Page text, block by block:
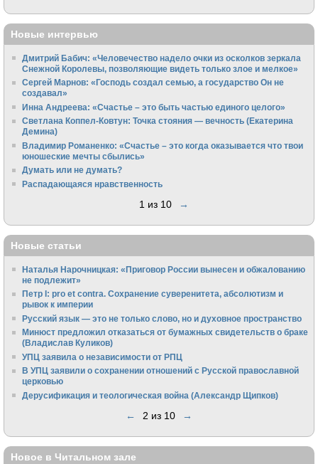
Новые интервью
Дмитрий Бабич: «Человечество надело очки из осколков зеркала
Снежной Королевы, позволяющие видеть только злое и мелкое»
Сергей Марнов: «Господь создал семью, а государство Он не
создавал»
Инна Андреева: «Счастье – это быть частью единого целого»
Светлана Коппел-Ковтун: Точка стояния — вечность (Екатерина
Демина)
Владимир Романенко: «Счастье – это когда оказывается что твои
юношеские мечты сбылись»
Думать или не думать?
Распадающаяся нравственность
1 из 10 →
Новые статьи
Наталья Нарочницкая: «Приговор России вынесен и обжалованию
не подлежит»
Петр I: pro et contra. Сохранение суверенитета, абсолютизм и
рывок к империи
Русский язык — это не только слово, но и духовное пространство
Минюст предложил отказаться от бумажных свидетельств о браке
(Владислав Куликов)
УПЦ заявила о независимости от РПЦ
В УПЦ заявили о сохранении отношений с Русской православной
церковью
Дерусификация и теологическая война (Александр Щипков)
← 2 из 10 →
Новое в Читальном зале